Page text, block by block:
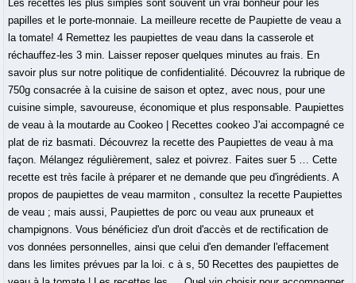
Les recettes les plus simples sont souvent un vrai bonheur pour les
papilles et le porte-monnaie. La meilleure recette de Paupiette de veau a
la tomate! 4 Remettez les paupiettes de veau dans la casserole et
réchauffez-les 3 min. Laisser reposer quelques minutes au frais. En
savoir plus sur notre politique de confidentialité. Découvrez la rubrique de
750g consacrée à la cuisine de saison et optez, avec nous, pour une
cuisine simple, savoureuse, économique et plus responsable. Paupiettes
de veau à la moutarde au Cookeo | Recettes cookeo J'ai accompagné ce
plat de riz basmati. Découvrez la recette des Paupiettes de veau à ma
façon. Mélangez régulièrement, salez et poivrez. Faites suer 5 … Cette
recette est très facile à préparer et ne demande que peu d'ingrédients. A
propos de paupiettes de veau marmiton , consultez la recette Paupiettes
de veau ; mais aussi, Paupiettes de porc ou veau aux pruneaux et
champignons. Vous bénéficiez d'un droit d'accès et de rectification de
vos données personnelles, ainsi que celui d'en demander l'effacement
dans les limites prévues par la loi. c à s, 50 Recettes des paupiettes de